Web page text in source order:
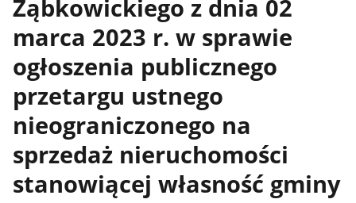
Ząbkowickiego z dnia 02
marca 2023 r. w sprawie
ogłoszenia publicznego
przetargu ustnego
nieograniczonego na
sprzedaż nieruchomości
stanowiącej własność gminy